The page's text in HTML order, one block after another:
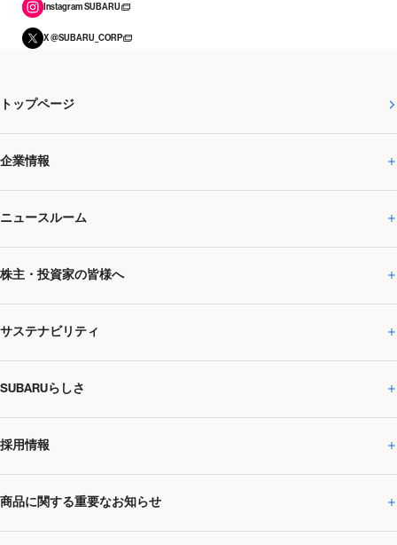
Instagram SUBARU
X @SUBARU_CORP
トップページ
企業情報
企業情報トップ
SUBARUのありたい姿
SUBARU 2025方針
事業所・関係会社
ニュースルーム
ニュースルームトップ
ニュースリリース
閉じる
株主・投資家の皆様へ
株主・投資家の皆様へトップ
企業・経営
IRライブラリー
株主・投資家サポート
サステナビリティ
サステナビリティトップ
CEOサステナビリティ
環境
SUBARUらしさ
SUBARUらしさトップ
SUBARUびと
採用情報
採用情報トップ
商品に関する重要なお知らせ